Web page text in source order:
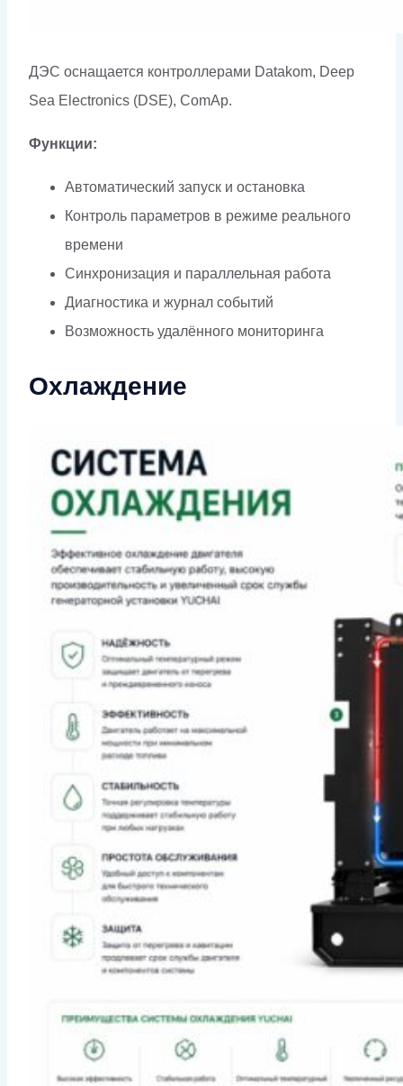
ДЭС оснащается контроллерами Datakom, Deep
Sea Electronics (DSE), ComAp.
Функции:
Автоматический запуск и остановка
Контроль параметров в режиме реального
времени
Синхронизация и параллельная работа
Диагностика и журнал событий
Возможность удалённого мониторинга
Охлаждение